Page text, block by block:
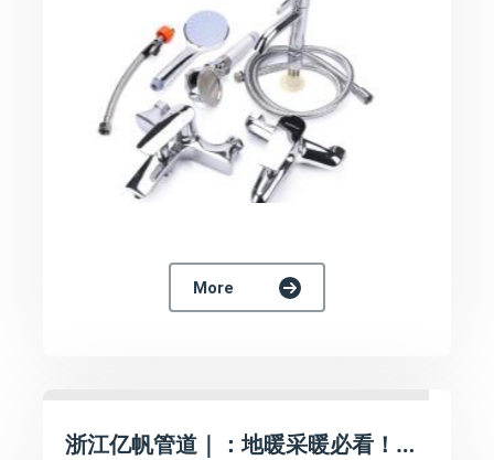
More
浙江亿帆管道｜：地暖采暖必看！亿帆加厚黄铜分水器，均衡控温不漏水